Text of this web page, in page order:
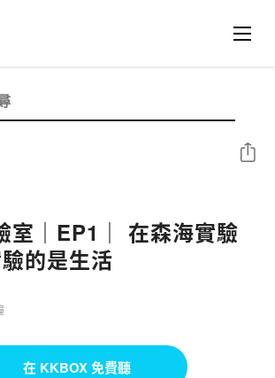
室｜EP1｜ 在森海實驗
的是生活
分享
在 KKBOX 免費聽